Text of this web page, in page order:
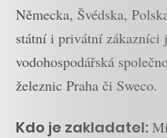
Německa, Švédska,
státní i privátní zákazníci
vodohospodářská
železnic Praha či Sweco.
Kdo je zakladatel: